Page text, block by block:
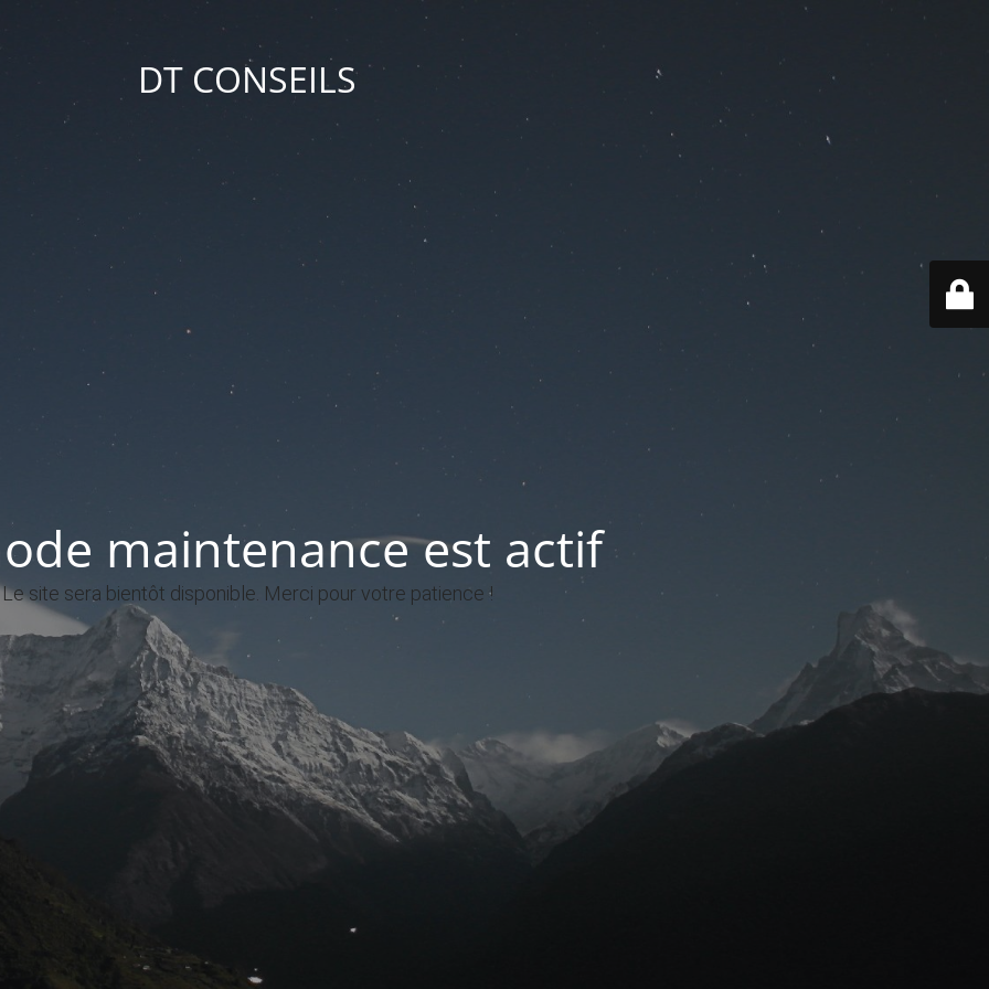
DT CONSEILS
maintenance est actif
Le site sera bientôt disponible. Merci pour votre patience !